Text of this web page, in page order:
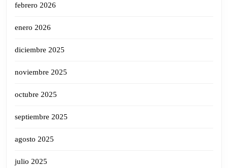
febrero 2026
enero 2026
diciembre 2025
noviembre 2025
octubre 2025
septiembre 2025
agosto 2025
julio 2025